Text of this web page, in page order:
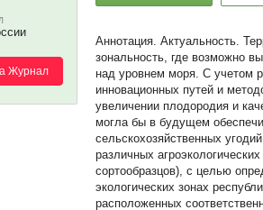
Журнал
Актуальность.
зональность, где возможно
над уровнем моря. С учетом
инновационных путей и
увеличении плодородия и
могла бы в будущем
сельскохозяйственных
различных
сортообразцов), с целью
экологических зонах
расположенных